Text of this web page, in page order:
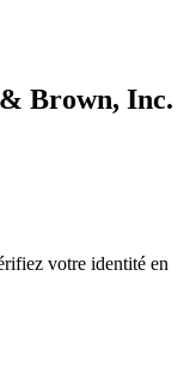
Brown, Inc.
votre identité en